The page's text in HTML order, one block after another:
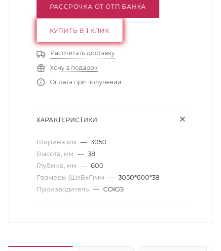
РАССРОЧКА ОТ ОТП БАНКА
КУПИТЬ В 1 КЛИК
Рассчитать доставку
Хочу в подарок
Оплата при получении
ХАРАКТЕРИСТИКИ
Ширина,мм — 3050
Высота, мм — 38
Глубина, мм — 600
Размеры (ШхВхГ)мм — 3050*600*38
Производитель — СОЮЗ